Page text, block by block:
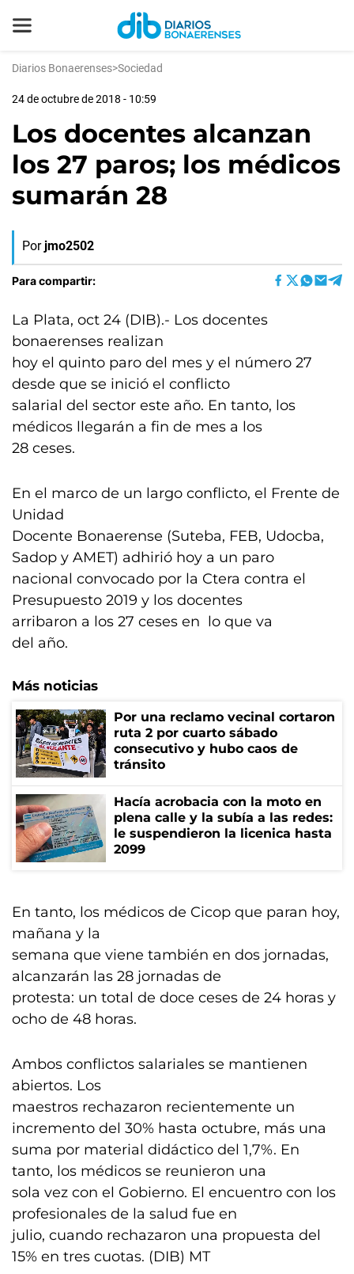
Diarios Bonaerenses>Sociedad
24 de octubre de 2018 - 10:59
Los docentes alcanzan
los 27 paros; los médicos
sumarán 28
Por jmo2502
Para compartir:
La Plata, oct 24 (DIB).- Los docentes
bonaerenses realizan
hoy el quinto paro del mes y el número 27
desde que se inició el conflicto
salarial del sector este año. En tanto, los
médicos llegarán a fin de mes a los
28 ceses.
En el marco de un largo conflicto, el Frente de
Unidad
Docente Bonaerense (Suteba, FEB, Udocba,
Sadop y AMET) adhirió hoy a un paro
nacional convocado por la Ctera contra el
Presupuesto 2019 y los docentes
arribaron a los 27 ceses en lo que va
del año.
Más noticias
Por una reclamo vecinal cortaron
ruta 2 por cuarto sábado
consecutivo y hubo caos de
tránsito
Hacía acrobacia con la moto en
plena calle y la subía a las redes:
le suspendieron la licenica hasta
2099
En tanto, los médicos de Cicop que paran hoy,
mañana y la
semana que viene también en dos jornadas,
alcanzarán las 28 jornadas de
protesta: un total de doce ceses de 24 horas y
ocho de 48 horas.
Ambos conflictos salariales se mantienen
abiertos. Los
maestros rechazaron recientemente un
incremento del 30% hasta octubre, más una
suma por material didáctico del 1,7%. En
tanto, los médicos se reunieron una
sola vez con el Gobierno. El encuentro con los
profesionales de la salud fue en
julio, cuando rechazaron una propuesta del
15% en tres cuotas. (DIB) MT